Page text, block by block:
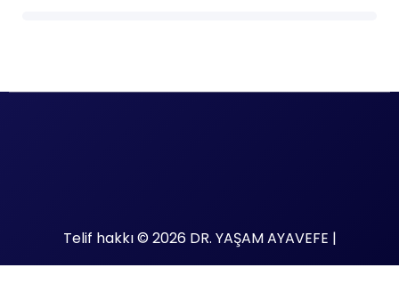
Telif hakkı © 2026 DR. YAŞAM AYAVEFE |